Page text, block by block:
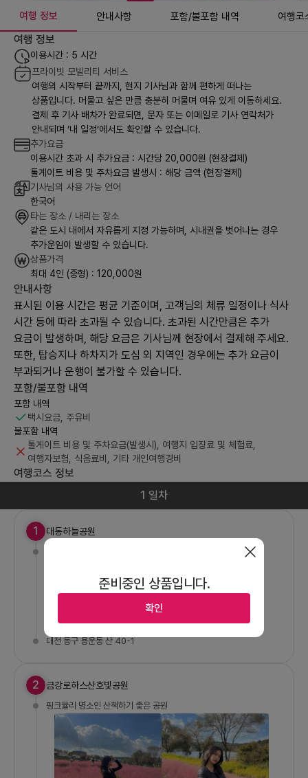
준비중인 상품입니다.
확인
여행 정보 안내사항 포함/불포함 내역 여행코
여행 정보
이용시간 : 5 시간
프라이빗 모빌리티 서비스
여행의 시작부터 끝까지, 현지 기사님과 함께 편하게 떠나는
상품입니다. 머물고 싶은 만큼 충분히 머물며 여유 있게 이동하세요.
결제 후 기사 배차가 완료되면, 문자 또는 이메일로 기사 연락처가
안내되며 ‘내 일정’에서도 확인할 수 있습니다.
추가요금
이용시간 초과 시 추가요금 : 시간당 20,000원 (현장결제)
톨게이트 비용 및 주차요금 발생시 : 해당 금액 (현장결제)
기사님의 사용 가능 언어
한국어
타는 장소 / 내리는 장소
같은 도시 내에서 자유롭게 지정 가능하며, 시내권을 벗어나는 경우
추가운임이 발생할 수 있습니다.
상품가격
최대 4인 (중형) : 120,000원
안내사항
표시된 이용 시간은 평균 기준이며, 고객님의 체류 일정이나 식사
시간 등에 따라 초과될 수 있습니다. 초과된 시간만큼은 추가
요금이 발생하며, 해당 요금은 기사님께 현장에서 결제해 주세요.
또한, 탑승지나 하차지가 도심 외 지역인 경우에는 추가 요금이
부과되거나 운행이 불가할 수 있습니다.
포함/불포함 내역
포함 내역
택시요금, 주유비
불포함 내역
톨게이트 비용 및 주차요금(발생시), 여행지 입장료 및 체험료,
여행자보험, 식음료비, 기타 개인여행경비
여행코스 정보
1 일차
1 대동하늘공원
대전 동구 용운동 산 40-1
2 금강로하스산호빛공원
핑크뮬리 명소인 산책하기 좋은 공원